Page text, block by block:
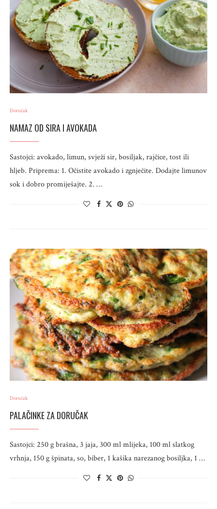
Doručak
NAMAZ OD SIRA I AVOKADA
Sastojci: avokado, limun, svježi sir, bosiljak, rajčice, tost ili
hljeb. Priprema: 1. Očistite avokado i zgnječite. Dodajte limunov
sok i dobro promiješajte. 2. …
Doručak
PALAČINKE ZA DORUČAK
Sastojci: 250 g brašna, 3 jaja, 300 ml mlijeka, 100 ml slatkog
vrhnja, 150 g špinata, so, biber, 1 kašika narezanog bosiljka, 1 …